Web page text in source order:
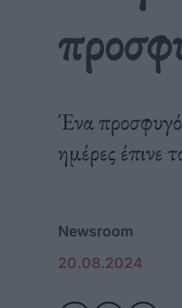
Ένα
ημέρες έπινε
Newsroom
20.08.2024